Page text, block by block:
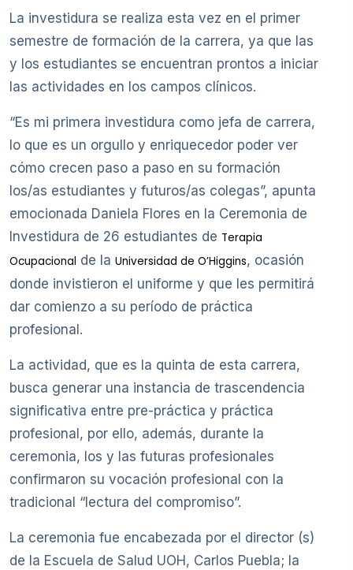
La investidura se realiza esta vez en el primer
semestre de formación de la carrera, ya que las
y los estudiantes se encuentran prontos a iniciar
las actividades en los campos clínicos.
“Es mi primera investidura como jefa de carrera,
lo que es un orgullo y enriquecedor poder ver
cómo crecen paso a paso en su formación
los/as estudiantes y futuros/as colegas”, apunta
emocionada Daniela Flores en la Ceremonia de
Investidura de 26 estudiantes de Terapia
Ocupacional de la Universidad de O’Higgins, ocasión
donde invistieron el uniforme y que les permitirá
dar comienzo a su período de práctica
profesional.
La actividad, que es la quinta de esta carrera,
busca generar una instancia de trascendencia
significativa entre pre-práctica y práctica
profesional, por ello, además, durante la
ceremonia, los y las futuras profesionales
confirmaron su vocación profesional con la
tradicional “lectura del compromiso”.
La ceremonia fue encabezada por el director (s)
de la Escuela de Salud UOH, Carlos Puebla; la